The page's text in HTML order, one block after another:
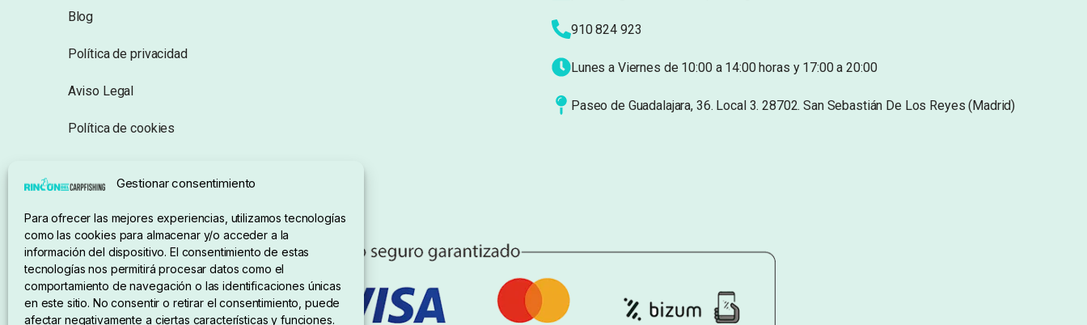
Gestionar consentimiento
Para ofrecer las mejores experiencias, utilizamos tecnologías
como las cookies para almacenar y/o acceder a la
información del dispositivo. El consentimiento de estas
tecnologías nos permitirá procesar datos como el
comportamiento de navegación o las identificaciones únicas
en este sitio. No consentir o retirar el consentimiento, puede
afectar negativamente a ciertas características y funciones.
Blog
Política de privacidad
Aviso Legal
Política de cookies
Condiciones de compra
910 824 923
Lunes a Viernes de 10:00 a 14:00 horas y 17:00 a 20:00
Paseo de Guadalajara, 36. Local 3. 28702. San Sebastián De Los Reyes (Madrid)